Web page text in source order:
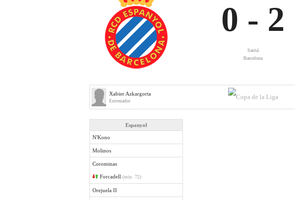
0 - 2
Sarriá
Barcelona
Xabier Azkargorta
Entrenador
Espanyol
N'Kono
Molinos
Corominas
Forcadell (min. 72)
Orejuela II